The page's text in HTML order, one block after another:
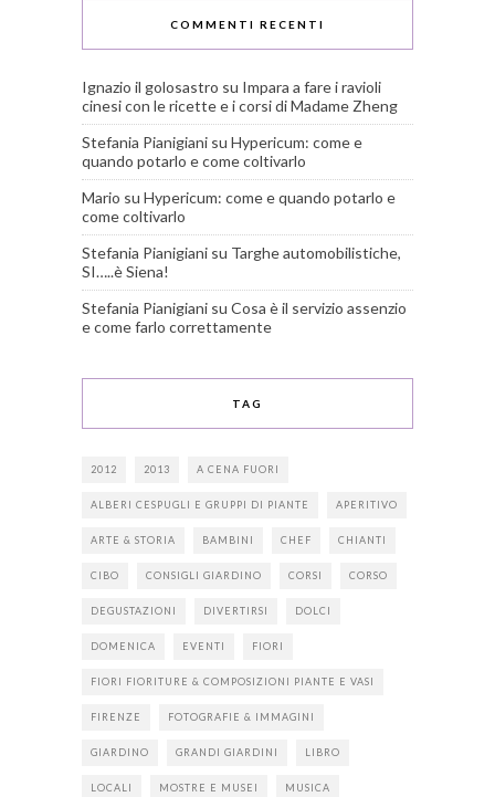
COMMENTI RECENTI
Ignazio il golosastro su Impara a fare i ravioli
cinesi con le ricette e i corsi di Madame Zheng
Stefania Pianigiani su Hypericum: come e
quando potarlo e come coltivarlo
Mario su Hypericum: come e quando potarlo e
come coltivarlo
Stefania Pianigiani su Targhe automobilistiche,
SI…..è Siena!
Stefania Pianigiani su Cosa è il servizio assenzio
e come farlo correttamente
TAG
2012 2013 A CENA FUORI
ALBERI CESPUGLI E GRUPPI DI PIANTE APERITIVO
ARTE & STORIA BAMBINI CHEF CHIANTI
CIBO CONSIGLI GIARDINO CORSI CORSO
DEGUSTAZIONI DIVERTIRSI DOLCI
DOMENICA EVENTI FIORI
FIORI FIORITURE & COMPOSIZIONI PIANTE E VASI
FIRENZE FOTOGRAFIE & IMMAGINI
GIARDINO GRANDI GIARDINI LIBRO
LOCALI MOSTRE E MUSEI MUSICA